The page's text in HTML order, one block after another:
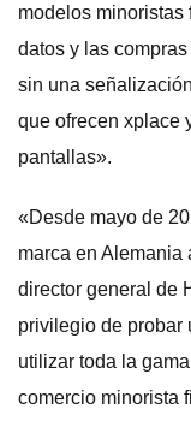
modelos
datos y las
sin una
que ofrecen xplace
pantallas».
«Desde mayo de
marca en Alemania
director general de
privilegio de probar
utilizar toda la
comercio minorista